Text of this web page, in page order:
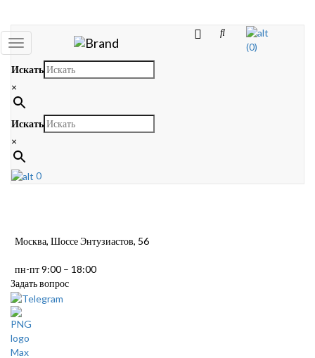
Toggle
navigation
(0)
Искать
×
Искать
×
0
Москва, Шоссе Энтузиастов, 56
пн-пт 9:00 – 18:00
Задать вопрос